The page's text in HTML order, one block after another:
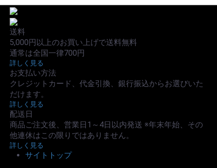
送料
5,000円以上のお買い上げで送料無料
通常は全国一律700円
詳しく見る
お支払い方法
クレジットカード、代金引換、銀行振込からお選びいた
だけます。
詳しく見る
配送日
商品ご注文後、営業日1～4日以内発送 ※年末年始、その
他連休はこの限りではありません。
詳しく見る
サイトトップ